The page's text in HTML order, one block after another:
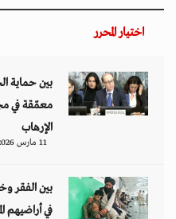
اختيار المحرر
بين حماية
معمّقة في
الإرهاب
11 مارس 2026 - 09:30
بين الفقر
في أراضيهم